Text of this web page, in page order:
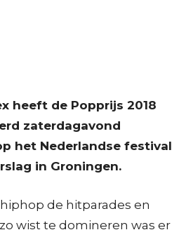
heeft de Popprijs 2018
zaterdagavond
het Nederlandse festival
in Groningen.
de hitparades en
wist te domineren was er